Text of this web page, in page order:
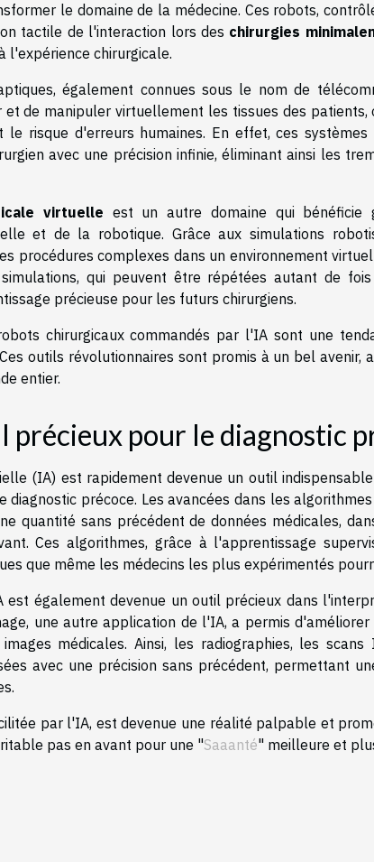
le domaine de la médecine. Ces robots,
tactile de l'interaction lors des chirurgies
l'expérience chirurgicale.
également connues sous le nom de
et de manipuler virtuellement les tissues des patients,
le risque d'erreurs humaines. En effet, ces
avec une précision infinie, éliminant ainsi les
virtuelle est un autre domaine qui bénéficie
et de la robotique. Grâce aux simulations
procédures complexes dans un environnement
qui peuvent être répétées autant de
précieuse pour les futurs chirurgiens.
chirurgicaux commandés par l'IA sont une
outils révolutionnaires sont promis à un bel avenir,
entier.
précieux pour le diagnostic
(IA) est rapidement devenue un outil
diagnostic précoce. Les avancées dans les
quantité sans précédent de données médicales,
Ces algorithmes, grâce à l'apprentissage
que même les médecins les plus expérimentés
est également devenue un outil précieux dans
une autre application de l'IA, a permis
médicales. Ainsi, les radiographies, les
avec une précision sans précédent, permettant
par l'IA, est devenue une réalité palpable et
pas en avant pour une "Saaanté" meilleure et